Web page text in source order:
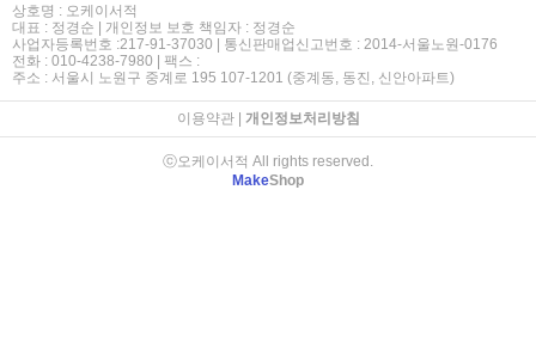
상호명 : 오케이서적
대표 : 정경순 | 개인정보 보호 책임자 : 정경순
사업자등록번호 :217-91-37030 | 통신판매업신고번호 : 2014-서울노원-0176
전화 : 010-4238-7980 | 팩스 :
주소 : 서울시 노원구 중계로 195 107-1201 (중계동, 동진, 신안아파트)
이용약관| 개인정보처리방침
ⓒ오케이서적 All rights reserved.
MakeShop